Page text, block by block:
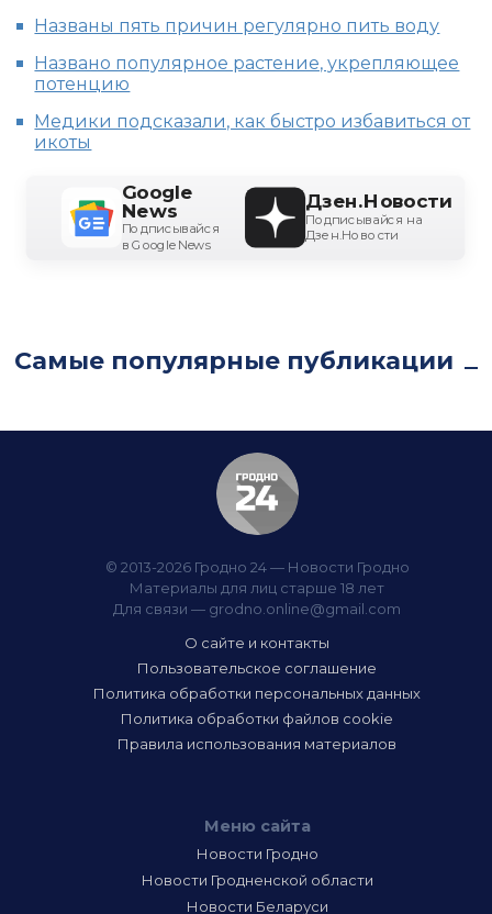
Названы пять причин регулярно пить воду
Названо популярное растение, укрепляющее
потенцию
Медики подсказали, как быстро избавиться от
икоты
Google
News
Подписывайся
в Google News
Дзен.Новости
Подписывайся на
Дзен.Новости
Самые популярные публикации
© 2013-2026 Гродно 24 — Новости Гродно
Материалы для лиц старше 18 лет
Для связи — grodno.online@gmail.com
О сайте и контакты
Пользовательское соглашение
Политика обработки персональных данных
Политика обработки файлов cookie
Правила использования материалов
Меню сайта
Новости Гродно
Новости Гродненской области
Новости Беларуси